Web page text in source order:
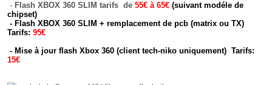
- Flash XBOX 360 SLIM tarifs de 55€ à 65€ (suivant modéle de
chipset)
- Flash XBOX 360 SLIM + remplacement de pcb (matrix ou TX)
Tarifs: 95€
- Mise à jour flash Xbox 360 (client tech-niko uniquement) Tarifs:
15€